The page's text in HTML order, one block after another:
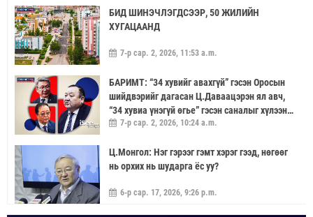
БИД ШИНЭЧЛЭГДСЭЭР, 50 ЖИЛИЙН
ХУГАЦААНД
7-р сар. 2, 2026, 11:53 a.m.
БАРИМТ: “34 хувийг авахгүй” гэсэн Оросын
шийдвэрийг дагасан Ц.Даваацэрэн ял авч,
“34 хувиа үнэгүй өгье” гэсэн саналыг хүлээн
аваагүй хүмүүс хариуцлагагүй үлдэв
7-р сар. 2, 2026, 10:24 a.m.
Ц.Монгол: Нэг гэрээг гэмт хэрэг гээд, нөгөөг
нь орхих нь шударга ёс уу?
6-р сар. 17, 2026, 9:26 p.m.